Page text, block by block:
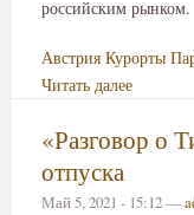
российским рынком.
Австрия Курорты
Читать далее
«Разговор о
отпуска
Май 5, 2021 - 15:12 —